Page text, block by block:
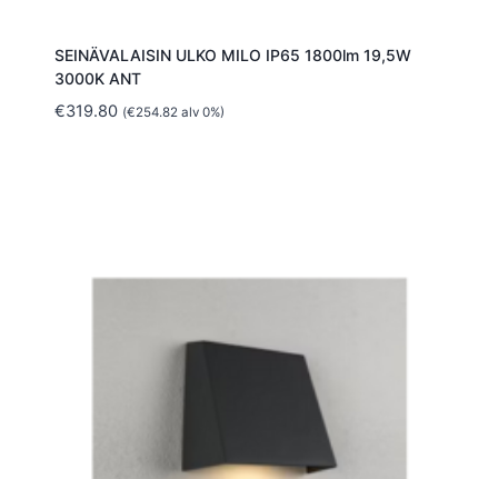
SEINÄVALAISIN ULKO MILO IP65 1800lm 19,5W
3000K ANT
€319.80 (€254.82alv 0%)